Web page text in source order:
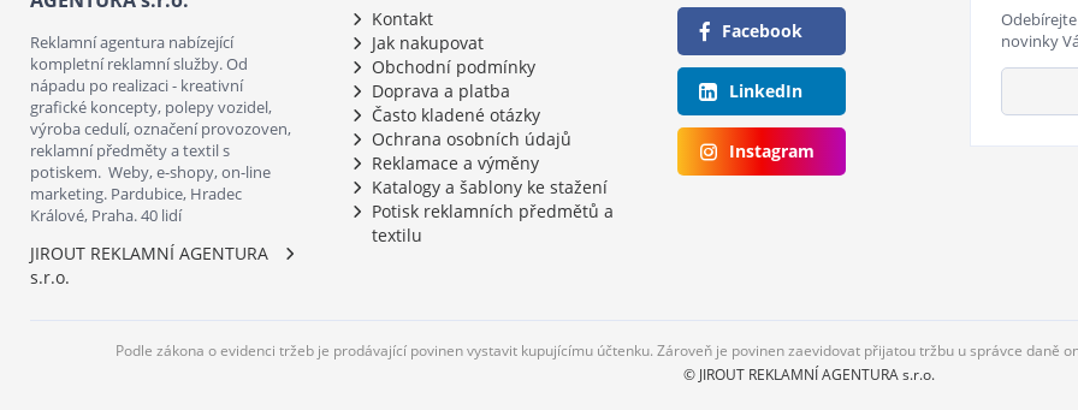
Reklamní agentura nabízející
kompletní reklamní služby. Od
nápadu po realizaci - kreativní
grafické koncepty, polepy vozidel,
výroba cedulí, označení provozoven,
reklamní předměty a textil s
potiskem. Weby, e-shopy, on-line
marketing. Pardubice, Hradec
Králové, Praha. 40 lidí
JIROUT REKLAMNÍ AGENTURA
s.r.o.
Kontakt
Jak nakupovat
Obchodní podmínky
Doprava a platba
Často kladené otázky
Ochrana osobních údajů
Reklamace a výměny
Katalogy a šablony ke stažení
Potisk reklamních předmětů a
textilu
Facebook
LinkedIn
Instagram
novinky
Podle zákona o evidenci tržeb je prodávající povinen vystavit kupujícímu účtenku. Zároveň je povinen zaevidovat přijatou tržbu u správce daně
© JIROUT REKLAMNÍ AGENTURA s.r.o.